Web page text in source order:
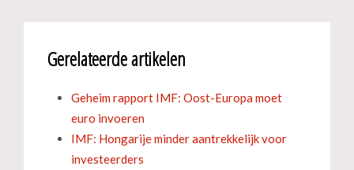
Gerelateerde artikelen
Geheim rapport IMF: Oost-Europa moet
euro invoeren
IMF: Hongarije minder aantrekkelijk voor
investeerders